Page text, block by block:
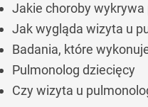
Jakie choroby wykrywa
Jak wygląda wizyta u
Badania, które
Pulmonolog dziecięcy
Czy wizyta u